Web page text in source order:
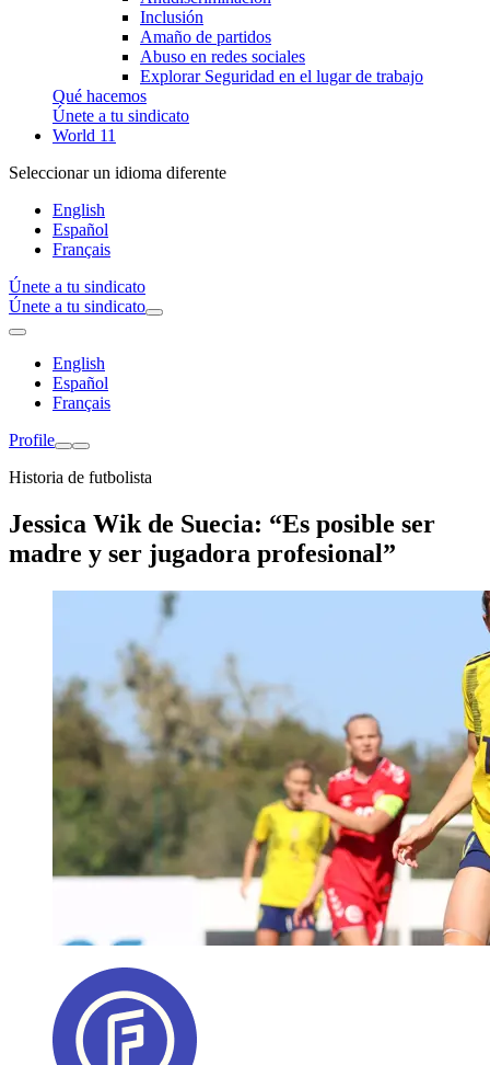
Inclusión
Amaño de partidos
Abuso en redes sociales
Explorar Seguridad en el lugar de trabajo
Qué hacemos
Únete a tu sindicato
World 11
Seleccionar un idioma diferente
English
Español
Français
Únete a tu sindicato
Únete a tu sindicato
English
Español
Français
Profile
Historia de futbolista
Jessica Wik de Suecia: “Es posible ser
madre y ser jugadora profesional”